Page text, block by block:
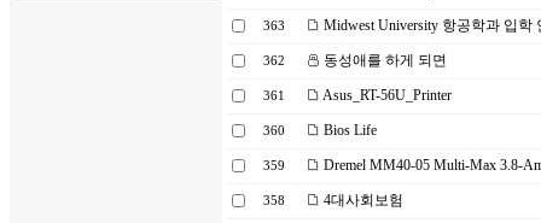
363 Midwest University 항공학과 입학
362 동성애를 하게 되면
361 Asus_RT-56U_Printer
360 Bios Life
359 Dremel MM40-05 Multi-Max 3.8-
358 4대사회보험